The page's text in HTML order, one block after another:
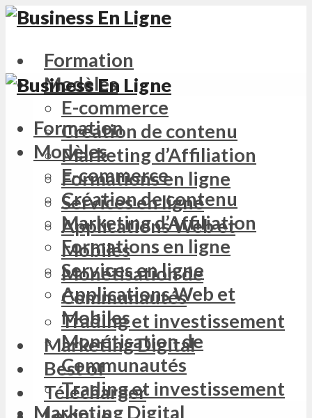
Formation
Modèles
E-commerce
Création de contenu
Marketing d’Affiliation
Formations en ligne
Services en ligne
Applications Web et
Mobiles
Monétisation de
Communautés
Trading et investissement
Marketing Digital
Best of
Télécharger
Formation
Modèles
E-commerce
Création de contenu
Marketing d’Affiliation
Formations en ligne
Services en ligne
Applications Web et
Mobiles
Monétisation de
Communautés
Trading et investissement
Marketing Digital